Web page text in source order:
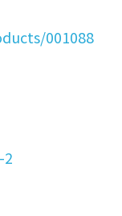
001088